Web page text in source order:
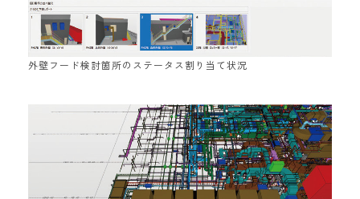
外壁フード検討箇所のステータス割り当て状況